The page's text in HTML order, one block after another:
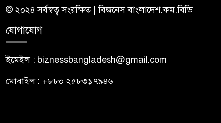
© ২০২৪ সর্বস্বত্ব সংরক্ষিত | বিজনেস বাংলাদেশ.কম.বিডি
যোগাযোগ
ইমেইল : biznessbangladesh@gmail.com
মোবাইল : +৮৮০ ২৫৮৩১৭৯৪৬